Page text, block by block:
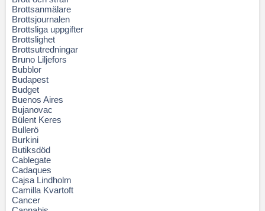
Brottsanmälare
Brottsjournalen
Brottsliga uppgifter
Brottslighet
Brottsutredningar
Bruno Liljefors
Bubblor
Budapest
Budget
Buenos Aires
Bujanovac
Bülent Keres
Bullerö
Burkini
Butiksdöd
Cablegate
Cadaques
Cajsa Lindholm
Camilla Kvartoft
Cancer